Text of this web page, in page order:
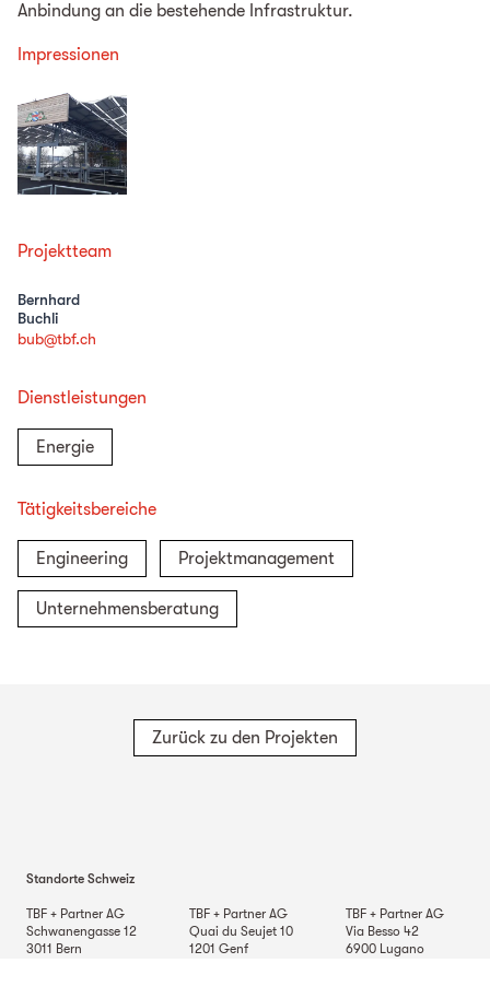
Anbindung an die bestehende Infrastruktur.
Impressionen
Projektteam
Bernhard
Buchli
bub@tbf.ch
Dienstleistungen
Energie
Tätigkeitsbereiche
Engineering Projektmanagement
Unternehmensberatung
Zurück zu den Projekten
Standorte Schweiz
TBF + Partner AG
Schwanengasse 12
3011 Bern
TBF + Partner AG
Quai du Seujet 10
1201 Genf
TBF + Partner AG
Via Besso 42
6900 Lugano